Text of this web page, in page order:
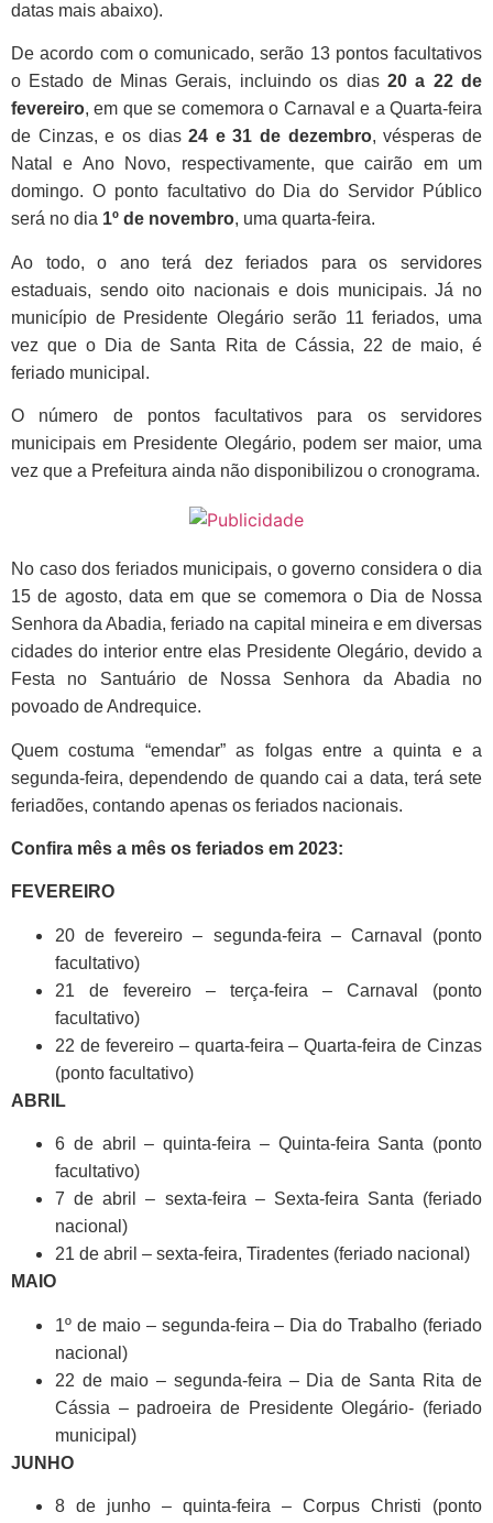
datas mais abaixo).
De acordo com o comunicado,serão 13 pontos facultativos
o Estado de Minas Gerais, incluindo os dias 20 a 22 de
fevereiro, em que se comemora o Carnaval e a Quarta-feira
de Cinzas, e os dias24 e 31 de dezembro, vésperas de
Natal e Ano Novo, respectivamente, que cairão em um
domingo. O ponto facultativo do Dia do Servidor Público
será no dia 1º de novembro, uma quarta-feira.
Ao todo, o ano terá dez feriados para os servidores
estaduais, sendo oito nacionais e dois municipais. Já no
município de Presidente Olegário serão 11 feriados, uma
vez que o Dia de Santa Rita de Cássia, 22 de maio, é
feriado municipal.
O número de pontos facultativos para os servidores
municipais em Presidente Olegário, podem ser maior, uma
vez que a Prefeitura ainda não disponibilizou o cronograma.
No caso dos feriados municipais, o governo considera o dia
15 de agosto, data em que se comemora o Dia de Nossa
Senhora da Abadia, feriado na capital mineira e em diversas
cidades do interior entre elas Presidente Olegário, devido a
Festa no Santuário de Nossa Senhora da Abadia no
povoado de Andrequice.
Quem costuma “emendar” as folgas entre a quinta e a
segunda-feira, dependendo de quando cai a data, terá sete
feriadões, contando apenas os feriados nacionais.
Confira mês a mês os feriados em 2023:
FEVEREIRO
20 de fevereiro – segunda-feira – Carnaval (ponto
facultativo)
21 de fevereiro – terça-feira – Carnaval (ponto
facultativo)
22 de fevereiro – quarta-feira – Quarta-feira de Cinzas
(ponto facultativo)
ABRIL
6 de abril – quinta-feira – Quinta-feira Santa (ponto
facultativo)
7 de abril – sexta-feira – Sexta-feira Santa (feriado
nacional)
21 de abril – sexta-feira, Tiradentes (feriado nacional)
MAIO
1º de maio – segunda-feira – Dia do Trabalho (feriado
nacional)
22 de maio – segunda-feira – Dia de Santa Rita de
Cássia – padroeira de Presidente Olegário- (feriado
municipal)
JUNHO
8 de junho – quinta-feira – Corpus Christi (ponto